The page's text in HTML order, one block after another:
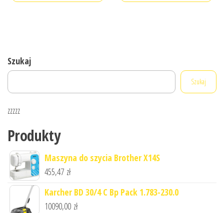
Szukaj
Szukaj
zzzzz
Produkty
Maszyna do szycia Brother X14S
455,47 zł
Karcher BD 30/4 C Bp Pack 1.783-230.0
10090,00 zł